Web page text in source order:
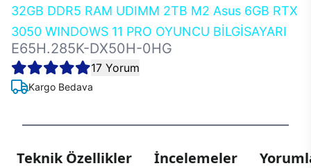
32GB DDR5 RAM UDIMM 2TB M2 Asus 6GB RTX
3050 WINDOWS 11 PRO OYUNCU BİLGİSAYARI
E65H.285K-DX50H-0HG
17 Yorum
Kargo Bedava
Teknik Özellikler İncelemeler